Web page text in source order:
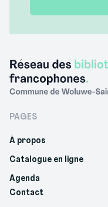
PAGES
À propos
Catalogue en ligne
Agenda
Contact